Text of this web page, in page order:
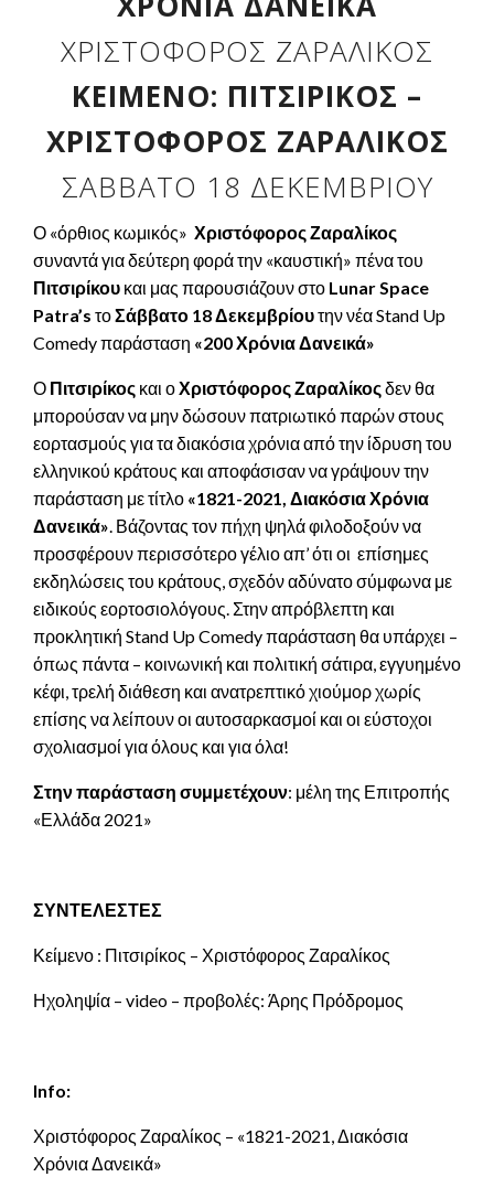
ΧΡΙΣΤΌΦΟΡΟΣ ΖΑΡΑΛΊΚΟΣ
ΚΕΊΜΕΝΟ: ΠΙΤΣΙΡΊΚΟΣ –
ΧΡΙΣΤΌΦΟΡΟΣ ΖΑΡΑΛΊΚΟΣ
ΣΆΒΒΑΤΟ 18 ΔΕΚΕΜΒΡΊΟΥ
Ο «όρθιος κωμικός» Χριστόφορος Ζαραλίκος
συναντά για δεύτερη φορά την «καυστική» πένα του
Πιτσιρίκου και μας παρουσιάζουν στο LunarSpace
Patra’s τοΣάββατο 18 Δεκεμβρίουτην νέα Stand Up
Comedy παράσταση «200 Χρόνια Δανεικά»
Ο Πιτσιρίκος και οΧριστόφορος Ζαραλίκοςδεν θα
μπορούσαν να μην δώσουν πατριωτικό παρών στους
εορτασμούς για τα διακόσια χρόνια από την ίδρυση του
ελληνικού κράτους και αποφάσισαν να γράψουν την
παράσταση με τίτλο «1821-2021, Διακόσια Χρόνια
Δανεικά». Βάζοντας τον πήχη ψηλά φιλοδοξούν να
προσφέρουν περισσότερο γέλιο απ’ ότι οι επίσημες
εκδηλώσεις του κράτους, σχεδόν αδύνατο σύμφωνα με
ειδικούς εορτοσιολόγους. Στην απρόβλεπτη και
προκλητική Stand Up Comedy παράσταση θα υπάρχει –
όπως πάντα – κοινωνική και πολιτική σάτιρα, εγγυημένο
κέφι, τρελή διάθεση και ανατρεπτικό χιούμορ χωρίς
επίσης να λείπουν οι αυτοσαρκασμοί και οι εύστοχοι
σχολιασμοί για όλους και για όλα!
Στην παράσταση συμμετέχουν: μέλη της Επιτροπής
«Ελλάδα 2021»
ΣΥΝΤΕΛΕΣΤΕΣ
Κείμενο : Πιτσιρίκος – Χριστόφορος Ζαραλίκος
Ηχοληψία – video – προβολές: Άρης Πρόδρομος
Info:
Χριστόφορος Ζαραλίκος – «1821-2021, Διακόσια
Χρόνια Δανεικά»